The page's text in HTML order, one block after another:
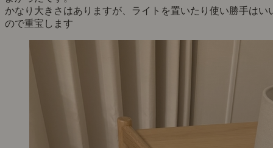
かなり大きさはありますが、ライトを置いたり使い勝手はい
ので重宝します